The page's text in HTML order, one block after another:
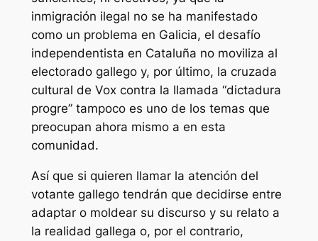
inmigración ilegal no se ha manifestado
como un problema en Galicia, el desafío
independentista en Cataluña no moviliza al
electorado gallego y, por último, la cruzada
cultural de Vox contra la llamada “dictadura
progre” tampoco es uno de los temas que
preocupan ahora mismo a en esta
comunidad.
Así que si quieren llamar la atención del
votante gallego tendrán que decidirse entre
adaptar o moldear su discurso y su relato a
la realidad gallega o, por el contrario,